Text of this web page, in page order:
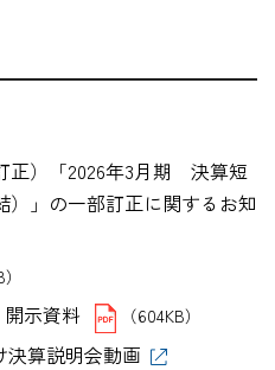
正）「2026年3月期 決算短
）」の一部訂正に関するお知
開示資料 （604KB）
算説明会動画